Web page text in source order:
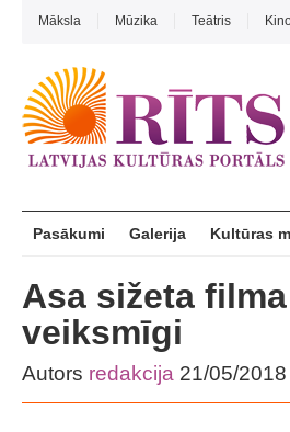
Māksla Mūzika Teātris
Pasākumi Galerija Kultūras
Asa sižeta
veiksmīgi
Autors redakcija 21/05/2018